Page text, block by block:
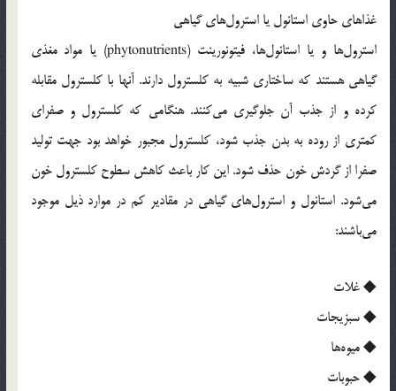
غذاهای حاوی استانول یا استرول‌های گیاهی
استرول‌ها و یا استانول‌ها، فیتونورینت (phytonutrients) یا مواد مغذی
گیاهی هستند که ساختاری شبیه به کلسترول دارند. آنها با کلسترول مقابله
کرده و از جذب آن جلوگیری می‌کنند. هنگامی که کلسترول و صفرای
کمتری از روده به بدن جذب شود، کلسترول مجبور خواهد بود جهت تولید
صفرا از گردش خون حذف شود. این کار باعث کاهش سطوح کلسترول خون
می‌شود. استانول و استرول‌های گیاهی در مقادیر کم در موارد ذیل موجود
می‌باشند:
◆ غلات
◆ سبزیجات
◆ میوه‌ها
◆ حبوبات